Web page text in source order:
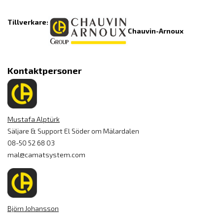
Tillverkare:
Chauvin-Arnoux
Kontaktpersoner
Mustafa Alptürk
Säljare & Support El Söder om Mälardalen
08-50 52 68 03
mal@camatsystem.com
Björn Johansson